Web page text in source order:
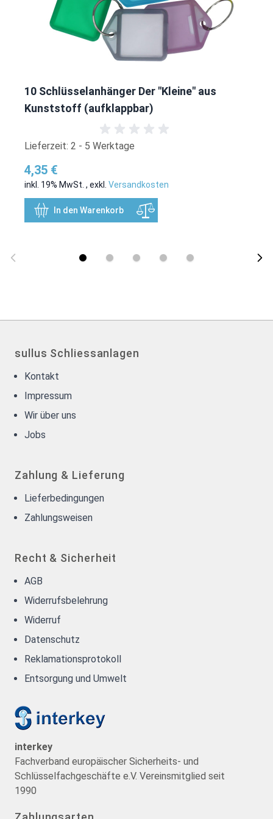
10 Schlüsselanhänger Der "Kleine" aus
Kunststoff (aufklappbar)
Lieferzeit: 2 - 5 Werktage
4,35 €
inkl. 19% MwSt. , exkl. Versandkosten
In den Warenkorb
sullus Schliessanlagen
Kontakt
Impressum
Wir über uns
Jobs
Zahlung & Lieferung
Lieferbedingungen
Zahlungsweisen
Recht & Sicherheit
AGB
Widerrufsbelehrung
Widerruf
Datenschutz
Reklamationsprotokoll
Entsorgung und Umwelt
interkey
Fachverband europäischer Sicherheits- und
Schlüsselfachgeschäfte e.V. Vereinsmitglied seit
1990